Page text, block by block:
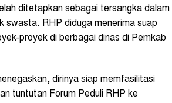
ditetapkan sebagai tersangka dalam
swasta. RHP diduga menerima suap
proyek di berbagai dinas di Pemkab
dirinya siap memfasilitasi
tuntutan Forum Peduli RHP ke